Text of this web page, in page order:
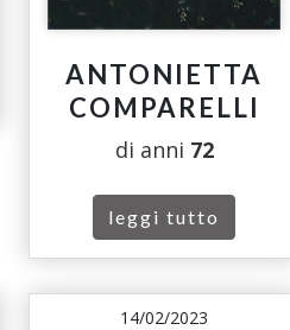
ANTONIETTA
COMPARELLI
di anni 72
leggi tutto
14/02/2023